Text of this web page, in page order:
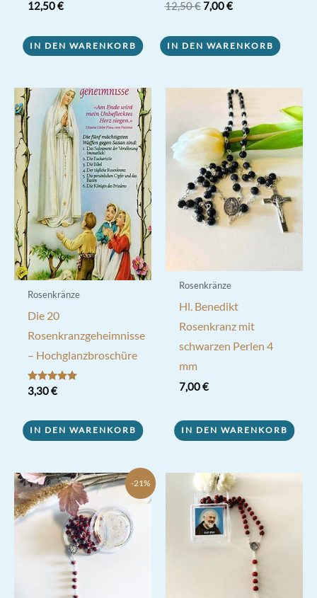
12,50€
IN DEN WARENKORB
12,50€ Ursprünglicher
12,50 €
7,00€Aktueller
7,00 €.
IN DEN WARENKORB
Rosenkränze
Die 20
Rosenkranzgeheimnisse
– Hochglanzbroschüre
Bewertet mit
5.00
3,30€
IN DEN WARENKORB
Rosenkränze
Hl. Benedikt
Rosenkranz mit
schwarzen Perlen 4
mm
7,00€
IN DEN WARENKORB
-21%